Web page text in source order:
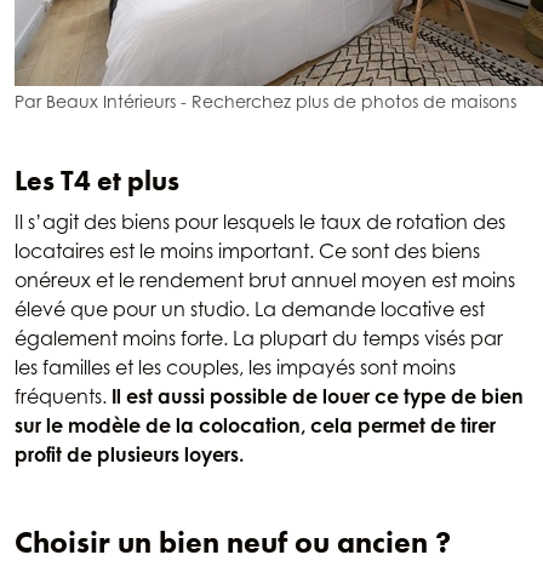
Par Beaux Intérieurs - Recherchez plus de photos de maisons
Les T4 et plus
Il s’agit des biens pour lesquels le taux de rotation des
locataires est le moins important. Ce sont des biens
onéreux et le rendement brut annuel moyen est moins
élevé que pour un studio. La demande locative est
également moins forte. La plupart du temps visés par
les familles et les couples, les impayés sont moins
fréquents. Il est aussi possible de louer ce type de bien
sur le modèle de la colocation, cela permet de tirer
profit de plusieurs loyers.
Choisir un bien neuf ou ancien ?